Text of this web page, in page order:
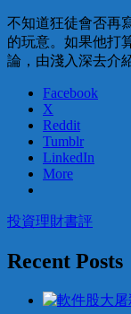
不知道狂徒會否再
的玩意。如果他打
論，由淺入深去介
Facebook
X
Reddit
Tumblr
LinkedIn
More
投資理財書評
Recent Posts